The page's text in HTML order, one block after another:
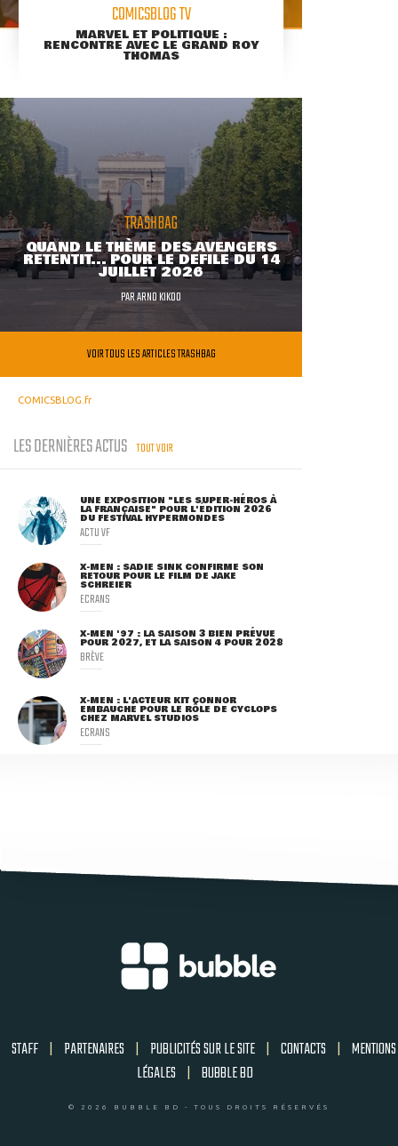
COMICSBLOG TV
MARVEL ET POLITIQUE :
RENCONTRE AVEC LE GRAND ROY
THOMAS
TRASHBAG
QUAND LE THÈME DES AVENGERS
RETENTIT... POUR LE DÉFILÉ DU 14
JUILLET 2026
PARARNO KIKOO
VOIR TOUS LES ARTICLES TRASHBAG
COMICSBLOG.fr
LES DERNIÈRES ACTUS TOUT VOIR
UNE EXPOSITION "LES SUPER-HÉROS À
LA FRANÇAISE" POUR L'ÉDITION 2026
DU FESTIVAL HYPERMONDES
ACTU VF
X-MEN : SADIE SINK CONFIRME SON
RETOUR POUR LE FILM DE JAKE
SCHREIER
ECRANS
X-MEN '97 : LA SAISON 3 BIEN PRÉVUE
POUR 2027, ET LA SAISON 4 POUR 2028
BRÈVE
X-MEN : L'ACTEUR KIT CONNOR
EMBAUCHÉ POUR LE RÔLE DE CYCLOPS
CHEZ MARVEL STUDIOS
ECRANS
STAFF | PARTENAIRES | PUBLICITÉS SUR LE SITE | CONTACTS | MENTIONS
LÉGALES | BUBBLE BD
© 2026 BUBBLE BD - TOUS DROITS RÉSERVÉS